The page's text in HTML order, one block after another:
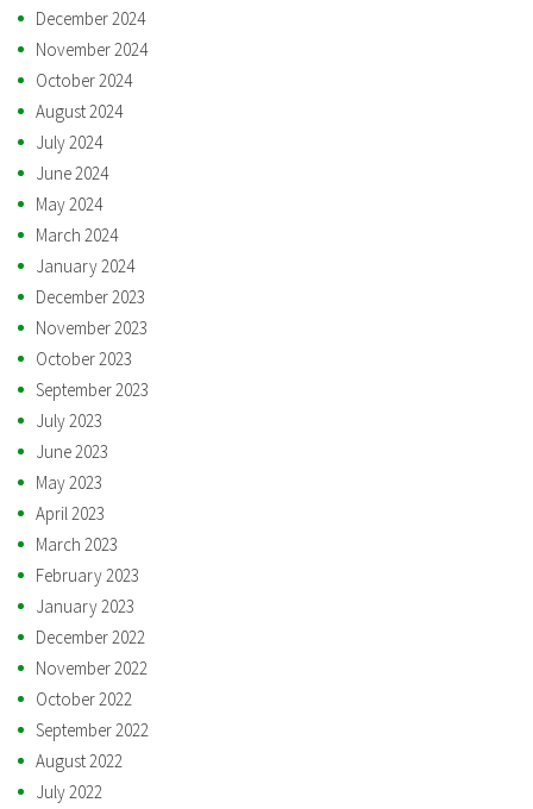
December 2024
November 2024
October 2024
August 2024
July 2024
June 2024
May 2024
March 2024
January 2024
December 2023
November 2023
October 2023
September 2023
July 2023
June 2023
May 2023
April 2023
March 2023
February 2023
January 2023
December 2022
November 2022
October 2022
September 2022
August 2022
July 2022